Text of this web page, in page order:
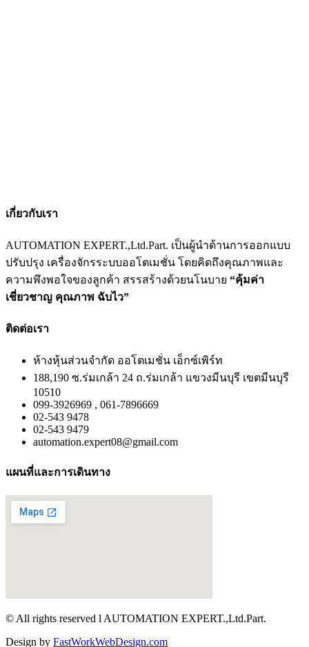
เกี่ยวกับเรา
AUTOMATION EXPERT.,Ltd.Part. เป็นผู้นำด้านการออกแบบ
ปรับปรุง เครื่องจักรระบบออโตเมชั่น โดยคิดถึงคุณภาพและ
ความพึงพอใจของลูกค้า สรรสร้างด้วยนโนบาย “คุ้มค่า
เชี่ยวชาญ คุณภาพ ฉับไว”
ติดต่อเรา
ห้างหุ้นส่วนจำกัด ออโตเมชั่น เอ็กซ์เพิร์ท
188,190 ซ.ร่มเกล้า 24 ถ.ร่มเกล้า แขวงมีนบุรี เขตมีนบุรี
10510
099-3926969 , 061-7896669
02-543 9478
02-543 9479
automation.expert08@gmail.com
แผนที่และการเดินทาง
© All rights reserved l AUTOMATION EXPERT.,Ltd.Part.
Design by FastWorkWebDesign.com